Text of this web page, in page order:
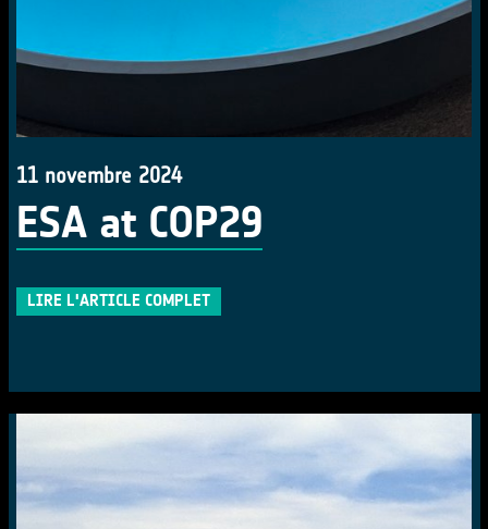
11 novembre 2024
ESA at COP29
LIRE L'ARTICLE COMPLET